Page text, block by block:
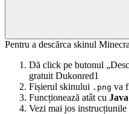
Pentru a descărca skinul
Dă click pe butonul
gratuit Dukonred1
Fișierul skinului .png va
Funcționează atât cu
Vezi mai jos instrucțiunile